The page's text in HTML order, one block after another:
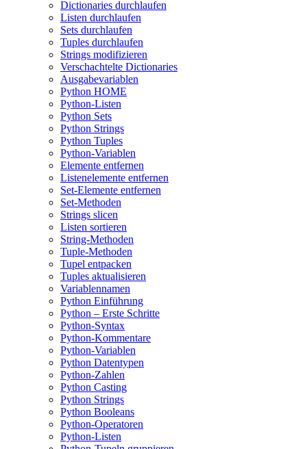
Dictionaries durchlaufen
Listen durchlaufen
Sets durchlaufen
Tuples durchlaufen
Strings modifizieren
Verschachtelte Dictionaries
Ausgabevariablen
Python HOME
Python-Listen
Python Sets
Python Strings
Python Tuples
Python-Variablen
Elemente entfernen
Listenelemente entfernen
Set-Elemente entfernen
Set-Methoden
Strings slicen
Listen sortieren
String-Methoden
Tuple-Methoden
Tupel entpacken
Tuples aktualisieren
Variablennamen
Python Einführung
Python – Erste Schritte
Python-Syntax
Python-Kommentare
Python-Variablen
Python Datentypen
Python-Zahlen
Python Casting
Python Strings
Python Booleans
Python-Operatoren
Python-Listen